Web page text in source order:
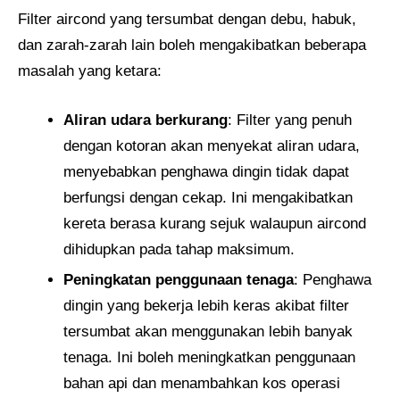
Filter aircond yang tersumbat dengan debu, habuk,
dan zarah-zarah lain boleh mengakibatkan beberapa
masalah yang ketara:
Aliran udara berkurang: Filter yang penuh
dengan kotoran akan menyekat aliran udara,
menyebabkan penghawa dingin tidak dapat
berfungsi dengan cekap. Ini mengakibatkan
kereta berasa kurang sejuk walaupun aircond
dihidupkan pada tahap maksimum.
Peningkatan penggunaan tenaga: Penghawa
dingin yang bekerja lebih keras akibat filter
tersumbat akan menggunakan lebih banyak
tenaga. Ini boleh meningkatkan penggunaan
bahan api dan menambahkan kos operasi